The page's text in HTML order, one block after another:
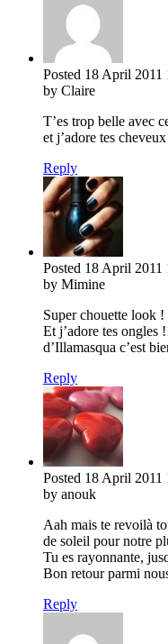
Posted 18 April 2011
by Claire
T’es trop belle avec
et j’adore tes
Reply
Posted 18 April 2011
by Mimine
Super chouette look
Et j’adore tes ongles
d’Illamasqua c’est
Reply
Posted 18 April 2011
by anouk
Aah mais te revoilà
de soleil pour notre
Tu es rayonnante,
Bon retour parmi
Reply